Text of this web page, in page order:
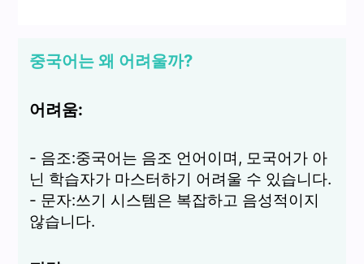
중국어는 왜 어려울까?
어려움:
- 음조:중국어는 음조 언어이며, 모국어가 아
닌 학습자가 마스터하기 어려울 수 있습니다.
- 문자:쓰기 시스템은 복잡하고 음성적이지
않습니다.